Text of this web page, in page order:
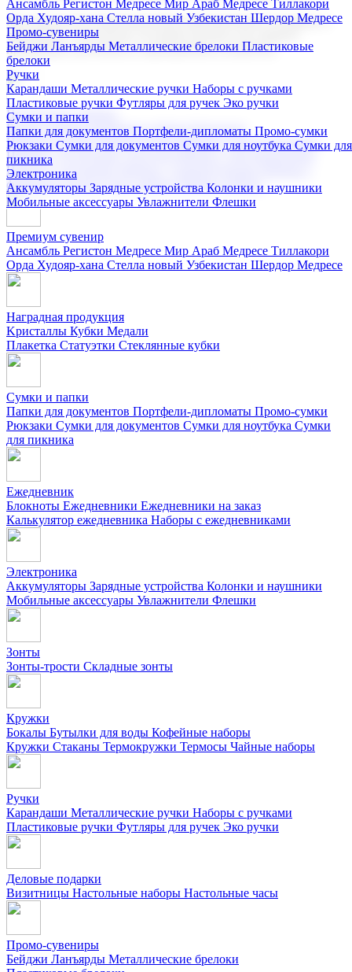
Ансамбль Регистон Медресе Мир Араб Медресе Тиллакори
Орда Худояр-хана Стелла новый Узбекистан Шердор Медресе
Промо-сувениры
Бейджи Ланъярды Металлические брелоки Пластиковые
брелоки
Ручки
Карандаши Металлические ручки Наборы с ручками
Пластиковые ручки Футляры для ручек Эко ручки
Сумки и папки
Папки для документов Портфели-дипломаты Промо-сумки
Рюкзаки Сумки для документов Сумки для ноутбука Сумки для
пикника
Электроника
Аккумуляторы Зарядные устройства Колонки и наушники
Мобильные аксессуары Увлажнители Флешки
Мы предлагаем широкий выбор корпоративных подарков и
сувениров с логотипом. В нашем каталоге вы найдете
продукцию для бизнеса, мероприятия и клиентов.
Подарочные наборы
Бизнес наборыКофейные наборы Кошельки
Наборы из кожиНаборы ручекНаборы с аккумуляторами
Наборы с бутылками для воды
Наборы с ежедневниками
Наборы с кружками
флешкамиНовогодние наборыЧайные наборы
Премиум сувенир
Ансамбль Регистон Медресе Мир Араб Медресе Тиллакори
Орда Худояр-хана Стелла новый Узбекистан Шердор Медресе
Наградная продукция
Kристаллы Кубки Медали
Плакетка Статуэтки Стеклянные кубки
Сумки и папки
Папки для документов Портфели-дипломаты Промо-сумки
Рюкзаки Сумки для документов Сумки для ноутбука Сумки
для пикника
Ежедневник
Блокноты Ежедневники Ежедневники на заказ
Калькулятор ежедневника Наборы с ежедневниками
Электроника
Аккумуляторы Зарядные устройства Колонки и наушники
Мобильные аксессуары Увлажнители Флешки
Зонты
Зонты-трости Складные зонты
Кружки
Бокалы Бутылки для воды Кофейные наборы
Кружки Стаканы Термокружки Термосы Чайные наборы
Ручки
Карандаши Металлические ручки Наборы с ручками
Пластиковые ручки Футляры для ручек Эко ручки
Деловые подарки
Визитницы Настольные наборы Настольные часы
Промо-сувениры
Бейджи Ланъярды Металлические брелоки